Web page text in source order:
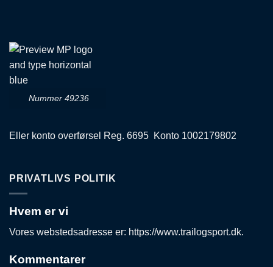
Nummer 49236
Eller konto overførsel Reg. 6695 Konto 1002179802
PRIVATLIVS POLITIK
Hvem er vi
Vores webstedsadresse er: https://www.trailogsport.dk.
Kommentarer